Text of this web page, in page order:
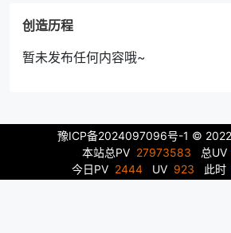
创造历程
暂未发布任何内容哦~
豫ICP备2024097096号-1 ©
本站总PV 27973583 总UV
今日PV 2444UV 923 此时